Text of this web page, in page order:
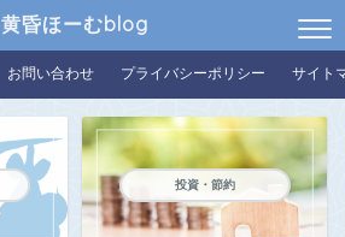
黄昏ほーむblog
お問い合わせ プライバシーポリシー サイト
投資・節約